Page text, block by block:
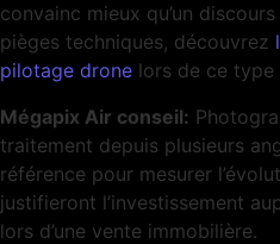
convainc mieux qu’un
pièges techniques, découvrez
pilotage drone lors de ce type
Mégapix Air conseil:
traitement depuis plusieurs
référence pour mesurer
justifieront l’investissement
lors d’une vente immobilière.